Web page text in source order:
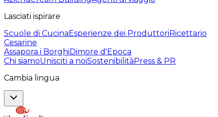
Lasciati ispirare
Scuole di CucinaEsperienze dei ProduttoriRicettario
Cesarine
Assapora i BorghiDimore d'Epoca
Chi siamoUnisciti a noiSostenibilitàPress & PR
Cambia lingua